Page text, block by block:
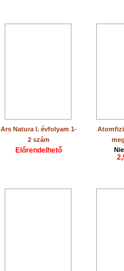
Ars Natura I. évfolyam 1-
2 szám
Előrendelhető